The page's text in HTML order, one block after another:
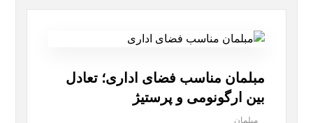
مبلمان مناسب فضای اداری؛ تعادل
بین ارگونومی و پرستیژ
مبلمان